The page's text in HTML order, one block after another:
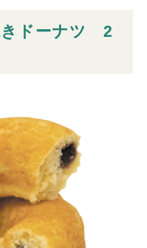
きドーナツ 2